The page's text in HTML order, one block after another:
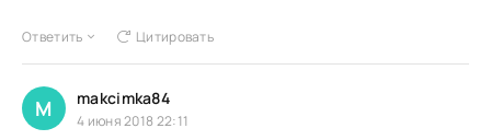
Ответить Цитировать
M makcimka84
4 июня 2018 22:11